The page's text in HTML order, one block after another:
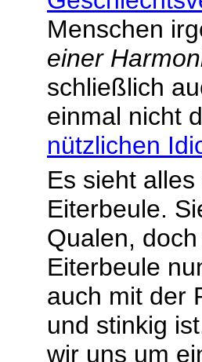
Menschen
einer
schließlich
einmal nicht
nützlichen
Es sieht
Eiterbeule.
Qualen,
Eiterbeule
auch mit der
und stinkig
wir uns um